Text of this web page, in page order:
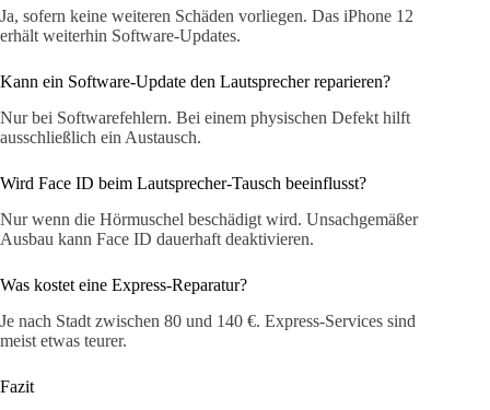
Ja, sofern keine weiteren Schäden vorliegen. Das iPhone 12
erhält weiterhin Software-Updates.
Kann ein Software-Update den Lautsprecher reparieren?
Nur bei Softwarefehlern. Bei einem physischen Defekt hilft
ausschließlich ein Austausch.
Wird Face ID beim Lautsprecher-Tausch beeinflusst?
Nur wenn die Hörmuschel beschädigt wird. Unsachgemäßer
Ausbau kann Face ID dauerhaft deaktivieren.
Was kostet eine Express-Reparatur?
Je nach Stadt zwischen 80 und 140 €. Express-Services sind
meist etwas teurer.
Fazit